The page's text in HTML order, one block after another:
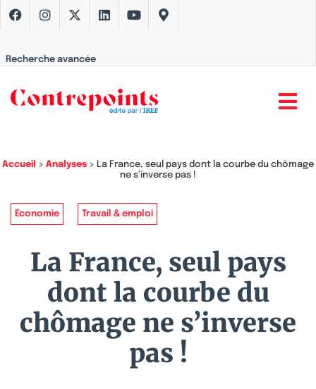
Recherche avancée
Accueil > Analyses > La France, seul pays dont la courbe du chômage
ne s’inverse pas !
Économie Travail & emploi
La France, seul pays
dont la courbe du
chômage ne s’inverse
pas !